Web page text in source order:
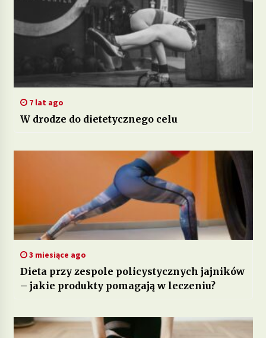
7 lat ago
W drodze do dietetycznego celu
3 miesiące ago
Dieta przy zespole policystycznych jajników
– jakie produkty pomagają w leczeniu?